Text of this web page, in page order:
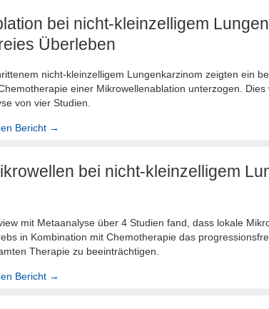
bei nicht-kleinzelligem
Überleben
nicht-kleinzelligem Lungenkarzinom zeigten ein
einer Mikrowellenablation unterzogen.
von vier Studien.
Bericht →
bei nicht-kleinzelligem
mit Metaanalyse über 4 Studien fand, dass lokale
in Kombination mit Chemotherapie das
Therapie zu beeinträchtigen.
Bericht →